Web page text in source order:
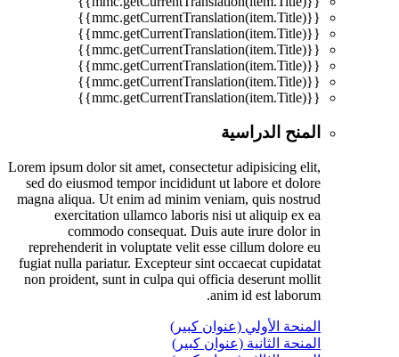
{{mmc.getCurrentTranslation(item.Title)}}
{{mmc.getCurrentTranslation(item.Title)}}
{{mmc.getCurrentTranslation(item.Title)}}
{{mmc.getCurrentTranslation(item.Title)}}
{{mmc.getCurrentTranslation(item.Title)}}
{{mmc.getCurrentTranslation(item.Title)}}
المنح الدراسية
Lorem ipsum dolor sit amet, consectetur adipisicing elit,
sed do eiusmod tempor incididunt ut labore et dolore
magna aliqua. Ut enim ad minim veniam, quis nostrud
exercitation ullamco laboris nisi ut aliquip ex ea
commodo consequat. Duis aute irure dolor in
reprehenderit in voluptate velit esse cillum dolore eu
fugiat nulla pariatur. Excepteur sint occaecat cupidatat
non proident, sunt in culpa qui officia deserunt mollit
anim id est laborum.
المنحة الأولي (عنوان كبير)
المنحة الثانية (عنوان كبير)